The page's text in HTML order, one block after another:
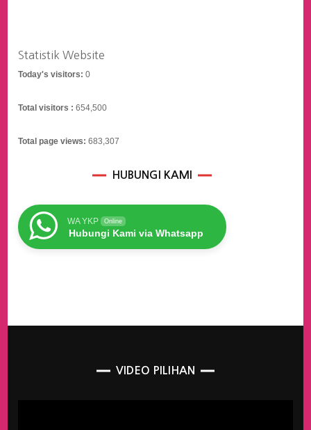
Statistik Website
Today's visitors:0
Total visitors :654,500
Total page views:683,307
HUBUNGI KAMI
WA YKP Online
Hubungi Kami via Whatsapp
VIDEO PILIHAN